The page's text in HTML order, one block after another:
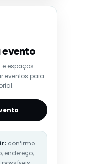
evento
e espaços
eventos para
confirme
endereço,